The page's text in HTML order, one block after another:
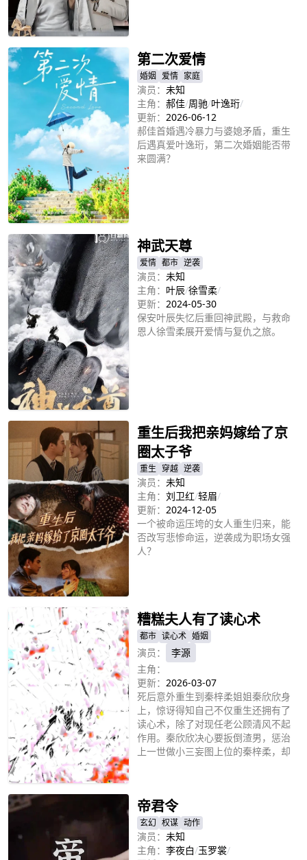
第二次爱情
婚姻 爱情 家庭
演员： 未知
主角： 郝佳/周驰/叶逸珩/
更新： 2026-06-12
郝佳首婚遇冷暴力与婆媳矛盾，重生
后遇真爱叶逸珩，第二次婚姻能否带
来圆满？
神武天尊
爱情 都市 逆袭
演员： 未知
主角： 叶辰/徐雪柔/
更新： 2024-05-30
保安叶辰失忆后重回神武殿，与救命
恩人徐雪柔展开爱情与复仇之旅。
重生后我把亲妈嫁给了京
圈太子爷
重生 穿越 逆袭
演员： 未知
主角： 刘卫红/轻眉/
更新： 2024-12-05
一个被命运压垮的女人重生归来，能
否改写悲惨命运，逆袭成为职场女强
人？
糟糕夫人有了读心术
都市 读心术 婚姻
演员：
李源
主角：
更新： 2026-03-07
死后意外重生到秦梓柔姐姐秦欣欣身
上，惊讶得知自己不仅重生还拥有了
读心术，除了对现任老公顾清风不起
作用。秦欣欣决心要扳倒渣男，惩治
上一世做小三妄图上位的秦梓柔，却
帝君令
玄幻 权谋 动作
演员： 未知
主角： 李夜白/玉罗裳/